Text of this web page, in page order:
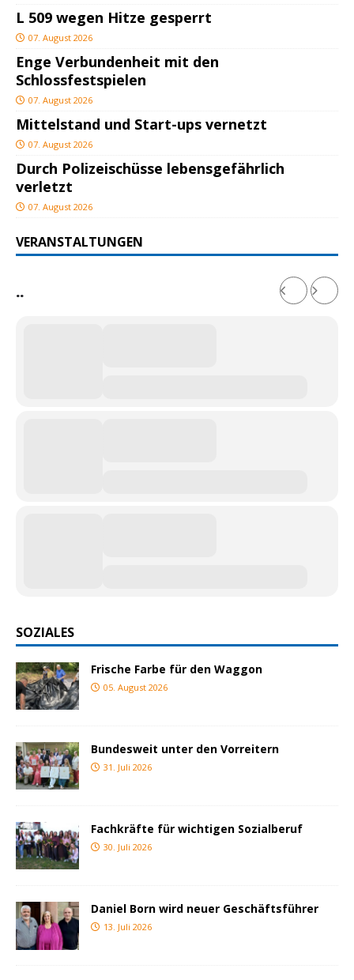
L 509 wegen Hitze gesperrt
07. August 2026
Enge Verbundenheit mit den
Schlossfestspielen
07. August 2026
Mittelstand und Start-ups vernetzt
07. August 2026
Durch Polizeischüsse lebensgefährlich
verletzt
07. August 2026
VERANSTALTUNGEN
..
SOZIALES
Frische Farbe für den Waggon
05. August 2026
Bundesweit unter den Vorreitern
31. Juli 2026
Fachkräfte für wichtigen Sozialberuf
30. Juli 2026
Daniel Born wird neuer Geschäftsführer
13. Juli 2026